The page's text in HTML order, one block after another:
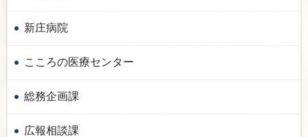
新庄病院
こころの医療センター
総務企画課
広報相談課